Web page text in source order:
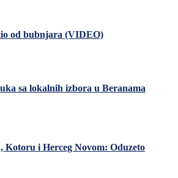
od bubnjara (VIDEO)
sa lokalnih izbora u Beranama
Kotoru i Herceg Novom: Oduzeto